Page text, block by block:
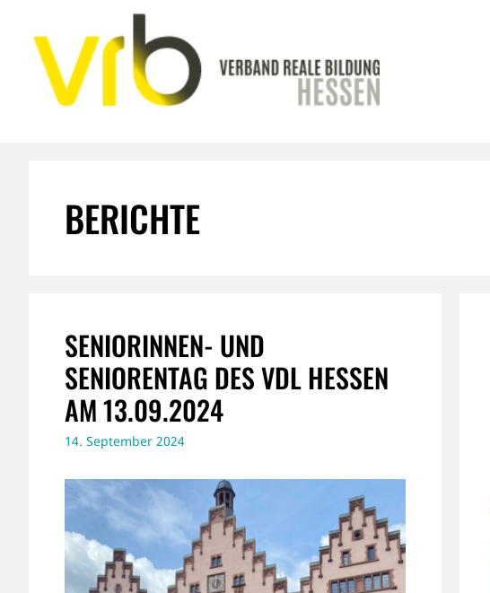
Inhalt
springen
BERICHTE
SENIORINNEN- UND
SENIORENTAG DES VDL HESSEN
AM 13.09.2024
14. September 2024